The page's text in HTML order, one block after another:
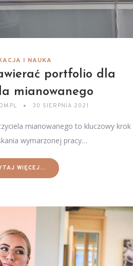
I NAUKA
portfolio dla
mianowanego
30 SIERPNIA 2021
mianowanego to kluczowy krok
wymarzonej pracy…
WIĘCEJ...